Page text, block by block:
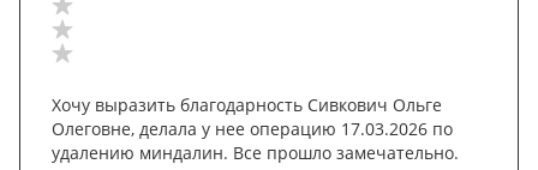
Хочу выразить благодарность Сивкович Ольге
Олеговне, делала у нее операцию 17.03.2026 по
удалению миндалин. Все прошло замечательно.